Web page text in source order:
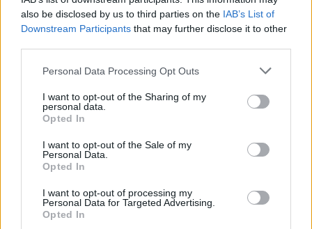
also be disclosed by us to third parties on the IAB’s List of
Downstream Participants that may further disclose it to other
Personal Data Processing Opt Outs
I want to opt-out of the Sharing of my
personal data.
Opted In
I want to opt-out of the Sale of my
Personal Data.
Opted In
I want to opt-out of processing my
Personal Data for Targeted Advertising.
Opted In
d’engagement. Vous pouvez aussi bénéficier, selon les
opérateurs, de la portabilité du numéro qui facilite le
transfert sans coupure. Renseignez-vous sur les frais
fixes de résiliation et n’oubliez pas de renvoyer la box
Résilier une assurance habitation ou auto
Grâce à la loi Hamon, vous pouvez résilier votre
assurance à tout moment après un an de contrat,
demande à votre assureur, qui procèdera à la
résiliation dans un délai d’un mois. En cas de